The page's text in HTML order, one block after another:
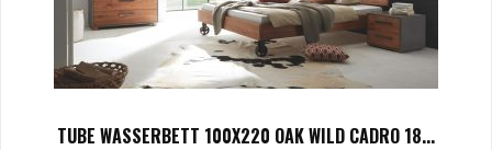
TUBE WASSERBETT 100X220 OAK WILD CADRO 18...